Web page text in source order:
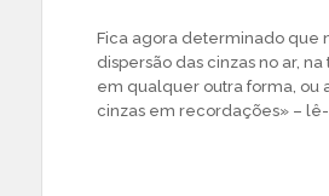
Fica agora determinado que
dispersão das cinzas no ar,
em qualquer outra forma, ou
cinzas em recordações» –